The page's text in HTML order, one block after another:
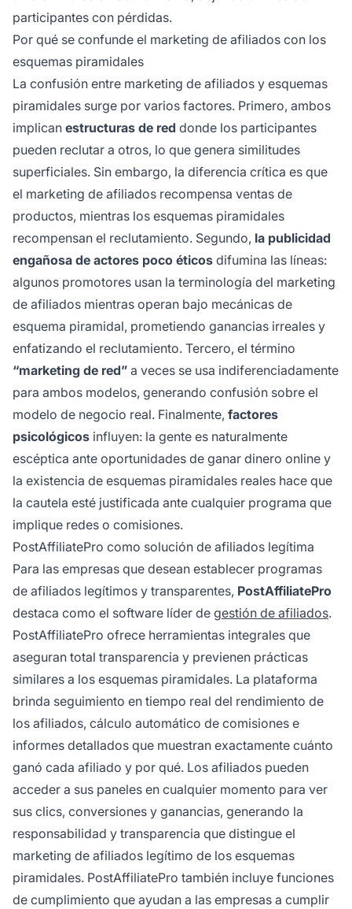
participantes con pérdidas.
Por qué se confunde el marketing de afiliados con los
esquemas piramidales
La confusión entre marketing de afiliados y esquemas
piramidales surge por varios factores. Primero, ambos
implican estructuras de red donde los participantes
pueden reclutar a otros, lo que genera similitudes
superficiales. Sin embargo, la diferencia crítica es que
el marketing de afiliados recompensa ventas de
productos, mientras los esquemas piramidales
recompensan el reclutamiento. Segundo, la publicidad
engañosa de actores poco éticos difumina las líneas:
algunos promotores usan la terminología del marketing
de afiliados mientras operan bajo mecánicas de
esquema piramidal, prometiendo ganancias irreales y
enfatizando el reclutamiento. Tercero, el término
“marketing de red” a veces se usa indiferenciadamente
para ambos modelos, generando confusión sobre el
modelo de negocio real. Finalmente, factores
psicológicos influyen: la gente es naturalmente
escéptica ante oportunidades de ganar dinero online y
la existencia de esquemas piramidales reales hace que
la cautela esté justificada ante cualquier programa que
implique redes o comisiones.
PostAffiliatePro como solución de afiliados legítima
Para las empresas que desean establecer programas
de afiliados legítimos y transparentes, PostAffiliatePro
destaca como el software líder de gestión de afiliados.
PostAffiliatePro ofrece herramientas integrales que
aseguran total transparencia y previenen prácticas
similares a los esquemas piramidales. La plataforma
brinda seguimiento en tiempo real del rendimiento de
los afiliados, cálculo automático de comisiones e
informes detallados que muestran exactamente cuánto
ganó cada afiliado y por qué. Los afiliados pueden
acceder a sus paneles en cualquier momento para ver
sus clics, conversiones y ganancias, generando la
responsabilidad y transparencia que distingue el
marketing de afiliados legítimo de los esquemas
piramidales. PostAffiliatePro también incluye funciones
de cumplimiento que ayudan a las empresas a cumplir